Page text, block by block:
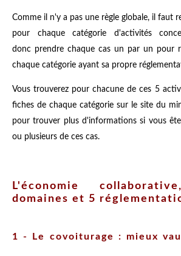
Comme il n'y a pas une règle globale, il faut
pour chaque catégorie d'activités
donc prendre chaque cas un par un pour
chaque catégorie ayant sa propre
Vous trouverez pour chacune de ces 5
fiches de chaque catégorie sur le site du
pour trouver plus d'informations si vous
ou plusieurs de ces cas.
L'économie
domaines et 5
1 - Le covoiturage : mieux